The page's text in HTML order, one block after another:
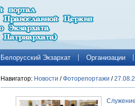
Белорусский Экзархат Организации
Навигатор: Новости /Фоторепортажи /